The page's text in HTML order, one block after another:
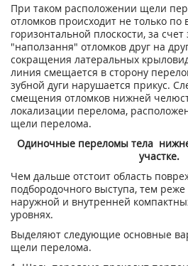
При таком расположении щели
отломков происходит не только по
горизонтальной плоскости, за
"наползання" отломков друг на
сокращения латеральных
линия смещается в сторону
зубной дуги нарушается прикус.
смещения отломков нижней
локализации перелома,
щели перелома.
Одиночные переломы тела
участке.
Чем дальше отстоит область
подбородочного выступа, тем
наружной и внутренней
уровнях.
Выделяют следующие основные
щели перелома.